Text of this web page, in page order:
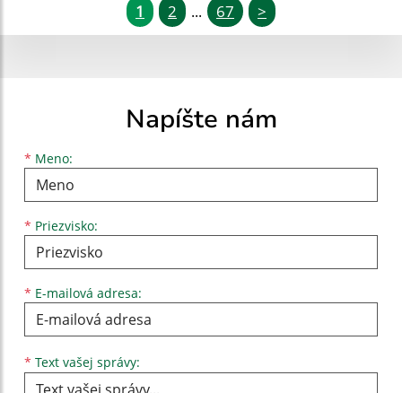
1 2 ... 67 >
Napíšte nám
* Meno:
Meno
* Priezvisko:
Priezvisko
* E-mailová adresa:
E-mailová adresa
* Text vašej správy: